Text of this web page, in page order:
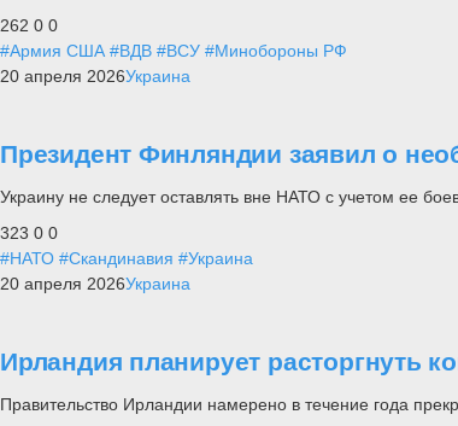
262 0 0
#Армия США #ВДВ #ВСУ #Минобороны РФ
20 апреля 2026Украина
Президент Финляндии заявил о
Украину не следует оставлять вне НАТО с учетом ее
323 0 0
#НАТО #Скандинавия #Украина
20 апреля 2026Украина
Ирландия планирует расторгнуть
Правительство Ирландии намерено в течение года